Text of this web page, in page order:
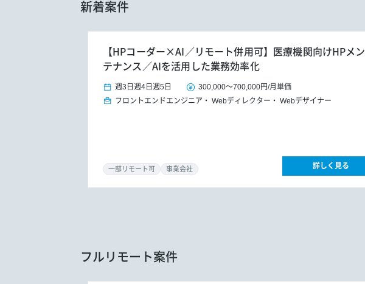
新着案件
【HPコーダー×AI／リモート併用可】医療機関向けHPメン
テナンス／AIを活用した業務効率化
週3日 週4日 週5日 300,000～700,000円/月単価
フロントエンドエンジニア
Webディレクター Webデザイナー
一部リモート可 事業会社 詳しく見る
フルリモート案件